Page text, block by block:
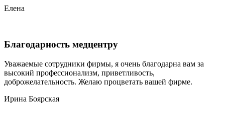
Елена
Благодарность медцентру
Уважаемые сотрудники фирмы, я очень благодарна вам за
высокий профессионализм, приветливость,
доброжелательность. Желаю процветать вашей фирме.
Ирина Боярская